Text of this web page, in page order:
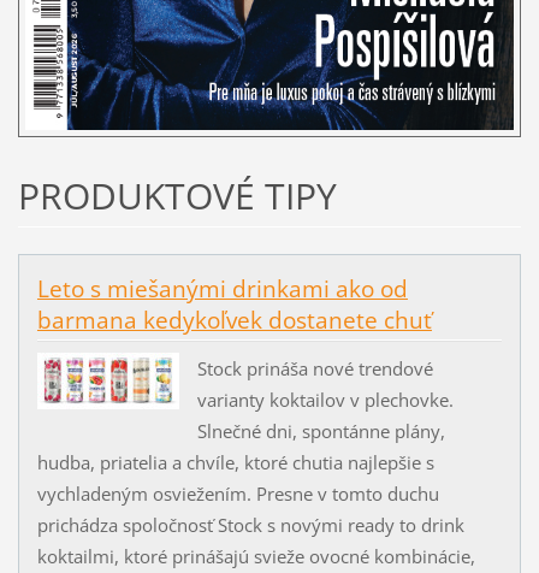
PRODUKTOVÉ TIPY
Leto s miešanými drinkami ako od
barmana kedykoľvek dostanete chuť
Stock prináša nové trendové
varianty koktailov v plechovke.
Slnečné dni, spontánne plány,
hudba, priatelia a chvíle, ktoré chutia najlepšie s
vychladeným osviežením. Presne v tomto duchu
prichádza spoločnosť Stock s novými ready to drink
koktailmi, ktoré prinášajú svieže ovocné kombinácie,